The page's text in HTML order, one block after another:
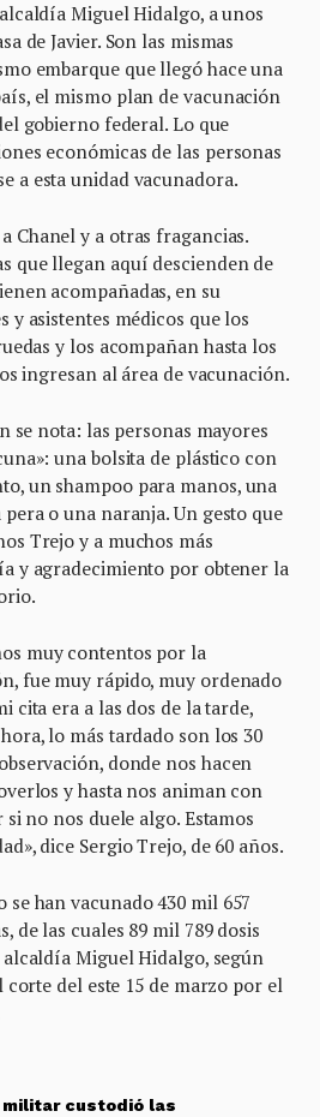
Miguel Hidalgo, a unos
de Javier. Son las mismas
embarque que llegó hace una
el mismo plan de vacunación
gobierno federal. Lo que
económicas de las personas
a esta unidad vacunadora.
Chanel y a otras fragancias.
que llegan aquí descienden de
acompañadas, en su
asistentes médicos que los
y los acompañan hasta los
ingresan al área de vacunación.
se nota: las personas mayores
una bolsita de plástico con
un shampoo para manos, una
o una naranja. Un gesto que
Trejo y a muchos más
y agradecimiento por obtener la
muy contentos por la
fue muy rápido, muy ordenado
cita era a las dos de la tarde,
lo más tardado son los 30
donde nos hacen
y hasta nos animan con
no nos duele algo. Estamos
dice Sergio Trejo, de 60 años.
se han vacunado 430 mil 657
de las cuales 89 mil 789 dosis
Miguel Hidalgo, según
del este 15 de marzo por el
custodió las